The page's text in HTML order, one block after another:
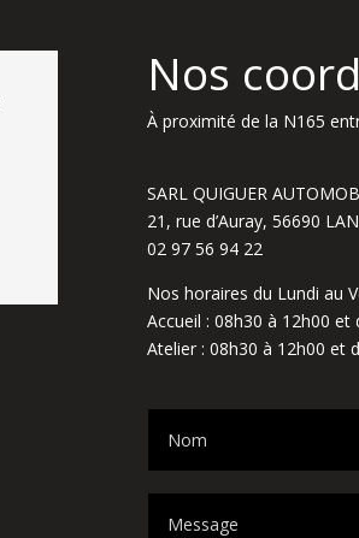
Nos
À proximité de la N165
SARL QUIGUER
21, rue d’Auray, 56690
02 97 56 94 22
Nos horaires du Lundi au
Accueil : 08h30 à 12h00 et
Atelier : 08h30 à 12h00 et